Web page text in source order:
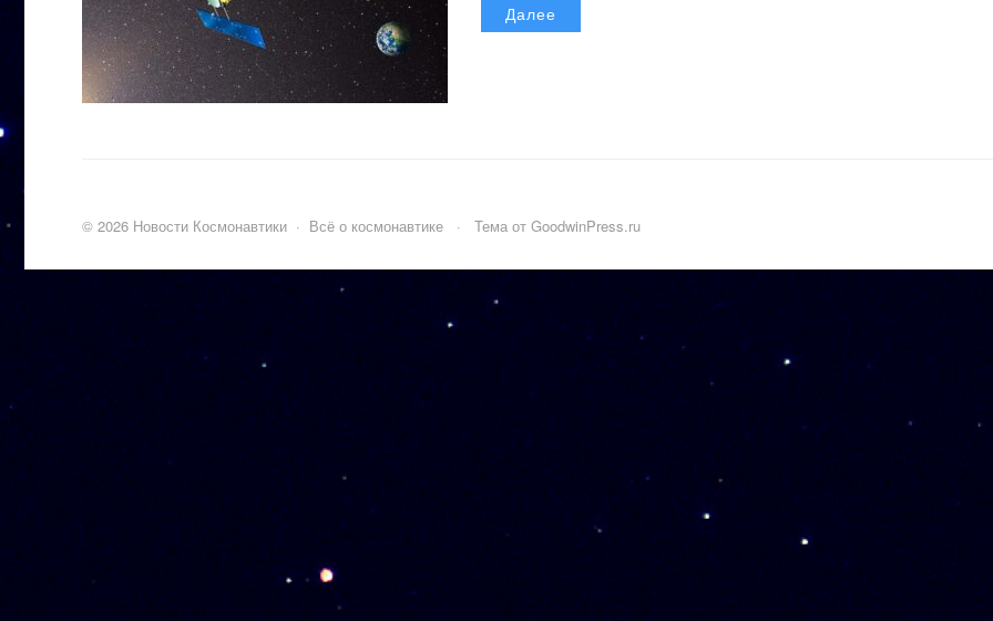
Далее
© 2026 Новости Космонавтики · Всё о космонавтике · Тема от GoodwinPress.ru